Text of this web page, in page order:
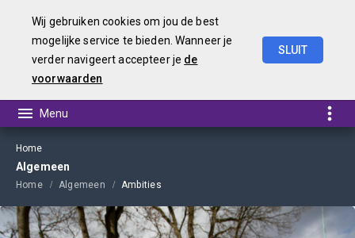
Wij gebruiken cookies om jou de best
mogelijke service te bieden. Wanneer je
verder navigeert accepteer je de
voorwaarden
SLUIT
Home
Algemeen
Home Algemeen Ambities